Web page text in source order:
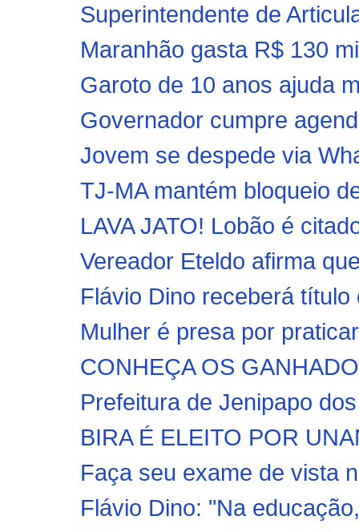
Superintendente de
Maranhão gasta R$ 130
Garoto de 10 anos ajuda
Governador cumpre
Jovem se despede via
TJ-MA mantém bloqueio
LAVA JATO! Lobão é
Vereador Eteldo afirma
Flávio Dino receberá
Mulher é presa por
CONHEÇA OS
Prefeitura de Jenipapo
BIRA É ELEITO POR
Faça seu exame de vista
Flávio Dino: "Na